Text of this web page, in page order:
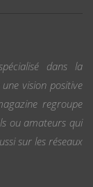
dans la
vision positive
regroupe
ou amateurs qui
sur les réseaux